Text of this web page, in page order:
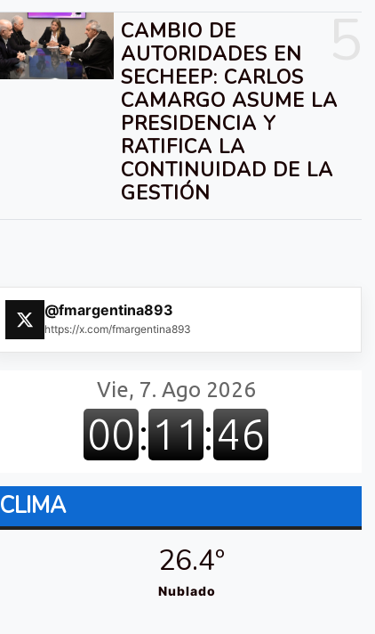
CAMBIO DE
AUTORIDADES EN
SECHEEP: CARLOS
CAMARGO ASUME LA
PRESIDENCIA Y
RATIFICA LA
CONTINUIDAD DE LA
GESTIÓN
@fmargentina893
https://x.com/fmargentina893
CLIMA
26.4º
Nublado